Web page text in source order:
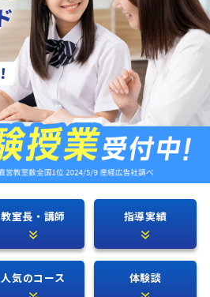
教室長・講師 指導実績
人気のコース 体験談